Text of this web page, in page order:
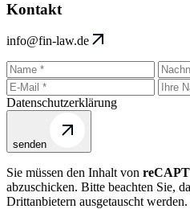
Kontakt
info@fin-law.de
Datenschutzerklärung
senden
Sie müssen den Inhalt von
abzuschicken. Bitte beachten Sie,
Drittanbietern ausgetauscht werden.